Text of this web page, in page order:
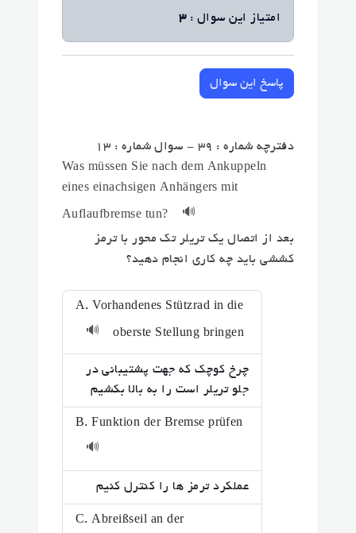
امتیاز این سوال :3
پاسخ این سوال
دفترچه شماره : 39 - سوال شماره : 13
Was müssen Sie nach dem Ankuppeln
eines einachsigen Anhängers mit
Auflaufbremse tun?
🔊
بعد از اتصال یک تریلر تک محور با ترمز
کششی باید چه کاری انجام دهید؟
A. Vorhandenes Stützrad in die
oberste Stellung bringen
🔊
چرخ کوچک که جهت پشتیبانی در
جلو تریلر است را به بالا بکشیم
B. Funktion der Bremse prüfen
🔊
عملکرد ترمز ها را کنترل کنیم
C. Abreißseil an der